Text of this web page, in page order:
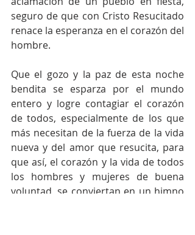
seguro de que con Cristo Resucitado
renace la esperanza en el corazón del
hombre.
Que el gozo y la paz de esta noche
bendita se esparza por el mundo
entero y logre contagiar el corazón
de todos, especialmente de los que
más necesitan de la fuerza de la vida
nueva y del amor que resucita, para
que así, el corazón y la vida de todos
los hombres y mujeres de buena
voluntad, se conviertan en un himno